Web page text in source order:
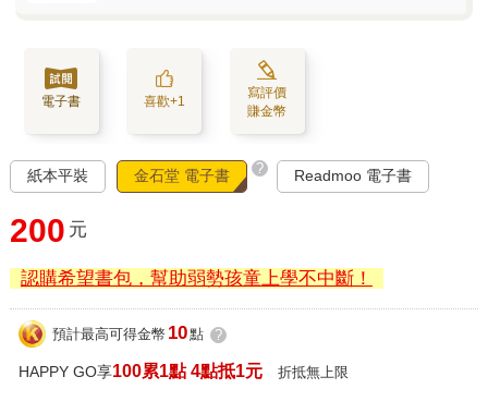
電子書 喜歡+1
寫評價
賺金幣
紙本平裝 金石堂 電子書 ? Readmoo 電子書
200 元
認購希望書包，幫助弱勢孩童上學不中斷！
預計最高可得金幣 10點 ?
HAPPY GO享100累1點 4點抵1元 折抵無上限